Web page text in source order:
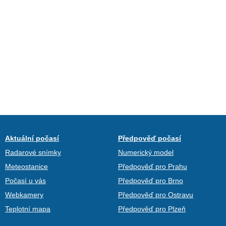
Aktuální počasí
Radarové snímky
Meteostanice
Počasí u vás
Webkamery
Teplotní mapa
Předpověď počasí
Numerický model
Předpověď pro Prahu
Předpověď pro Brno
Předpověď pro Ostravu
Předpověď pro Plzeň